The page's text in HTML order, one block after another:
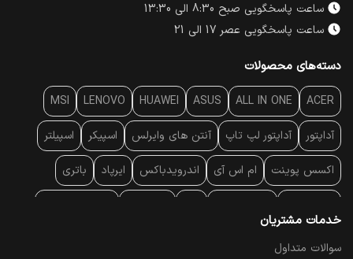
ساعت پاسخگویی صبح 8:30 الی 13:30
ساعت پاسخگویی عصر 17 الی 21
دسته‌های محصولات
ACER
ALL IN ONE
ASUS
HUAWEI
LENOVO
MSI
آداپتور آداپتور لپ تاپ آنتن‌ های وایرلس اسپیکر اسپیلتر
اکسس پوینت ام اس آی اندرویدباکس ایرپاد باتری
پایه سقفی
خدمات مشتریان
سوالات متداول